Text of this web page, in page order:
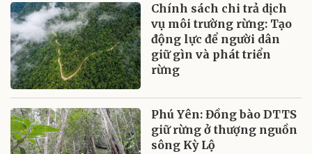
Chính sách chi trả dịch
vụ môi trường rừng: Tạo
động lực để người dân
giữ gìn và phát triển
rừng
Phú Yên: Đồng bào DTTS
giữ rừng ở thượng nguồn
sông Kỳ Lộ